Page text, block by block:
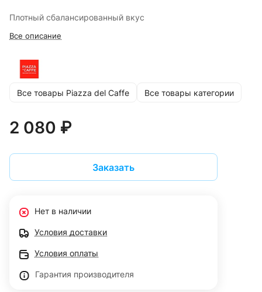
Плотный сбалансированный вкус
Все описание
Все товары Piazza del Caffe Все товары категории
2 080 ₽
Заказать
Нет в наличии
Условия доставки
Условия оплаты
Гарантия производителя